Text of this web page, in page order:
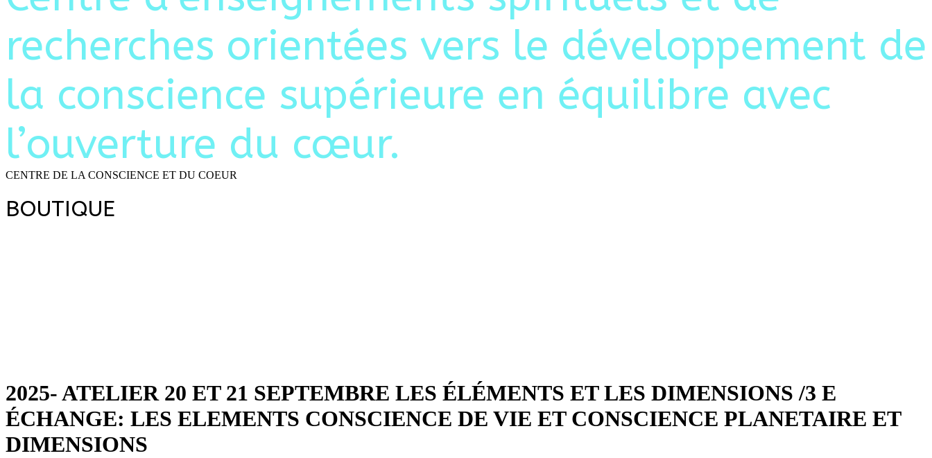
recherches orientées vers le développement de
la conscience supérieure en équilibre avec
l’ouverture du cœur.
CENTRE DE LA CONSCIENCE ET DU COEUR
BOUTIQUE
2025- ATELIER 20 ET 21 SEPTEMBRE LES ÉLÉMENTS ET LES DIMENSIONS /3 E
ÉCHANGE: LES ELEMENTS CONSCIENCE DE VIE ET CONSCIENCE PLANETAIRE ET
DIMENSIONS